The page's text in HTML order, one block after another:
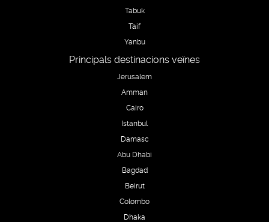
Tabuk
Taif
Yanbu
Principals destinacions veïnes
Jerusalem
Amman
Cairo
Istanbul
Damasc
Abu Dhabi
Bagdad
Beirut
Colombo
Dhaka